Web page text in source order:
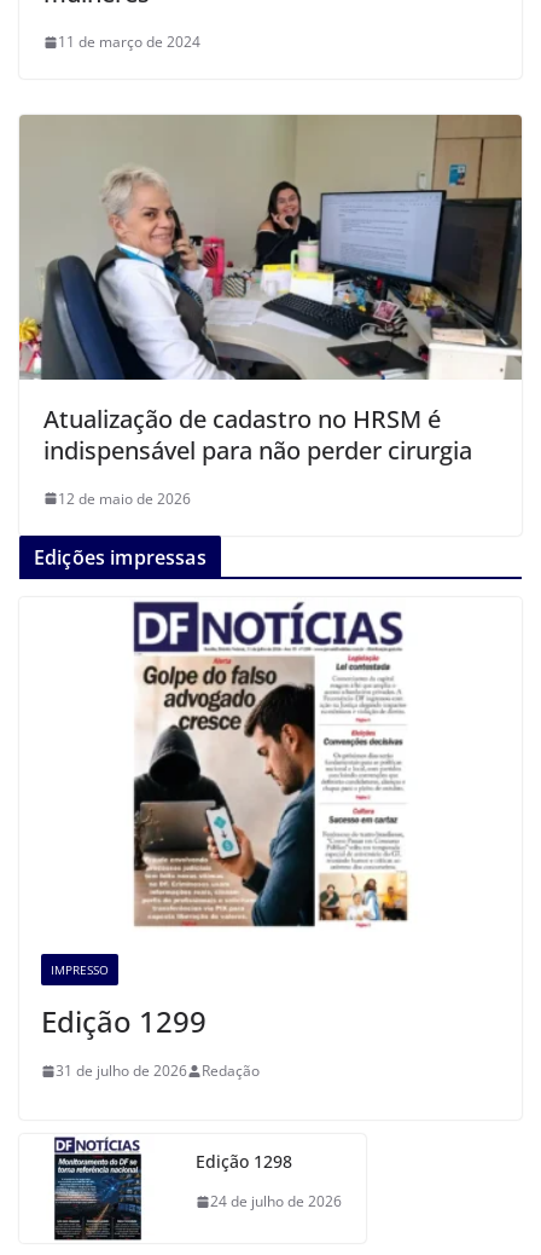
11 de março de 2024
Atualização de cadastro no HRSM é
indispensável para não perder cirurgia
12 de maio de 2026
Edições impressas
IMPRESSO
Edição 1299
31 de julho de 2026 Redação
Edição 1298
24 de julho de 2026